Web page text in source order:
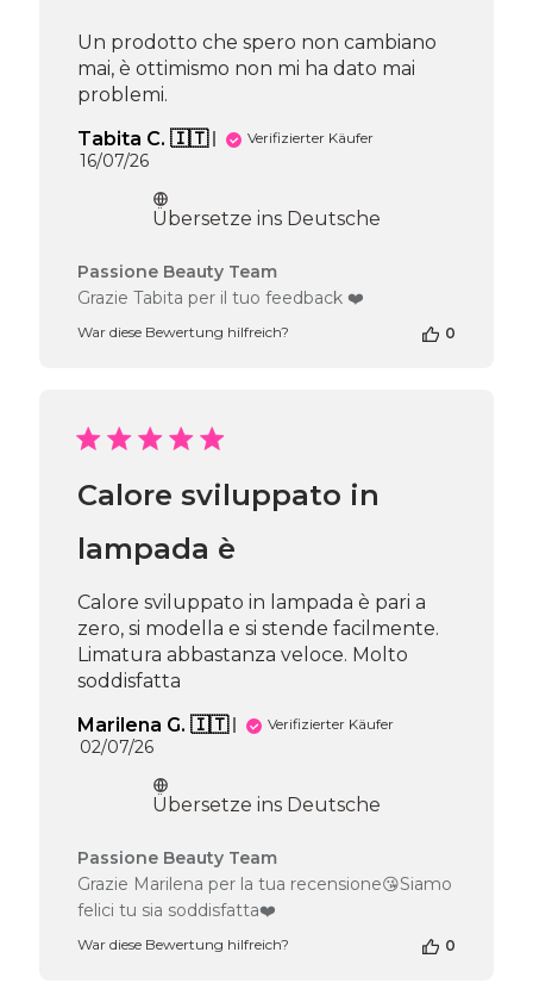
Un prodotto che spero non cambiano
mai, è ottimismo non mi ha dato mai
problemi.
Tabita C. 🇮🇹
Verifizierter Käufer
Veröffentlichungsdatum
16/07/26
Übersetze ins Deutsche
Kommentare
des
Inhabers
am
Fri
Passione Beauty Team
Grazie Tabita per il tuo feedback ❤️
War diese Bewertung hilfreich? 0
Calore sviluppato in
lampada è
Calore sviluppato in lampada è pari a
zero, si modella e si stende facilmente.
Limatura abbastanza veloce. Molto
soddisfatta
Marilena G. 🇮🇹
Verifizierter Käufer
Veröffentlichungsdatum
02/07/26
Übersetze ins Deutsche
Kommentare
des
Shop-
Inhabers
zur
Passione Beauty Team
Grazie Marilena per la tua recensione😘Siamo
felici tu sia soddisfatta❤️
War diese Bewertung hilfreich? 0